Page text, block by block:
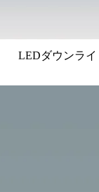
LEDダウンラ